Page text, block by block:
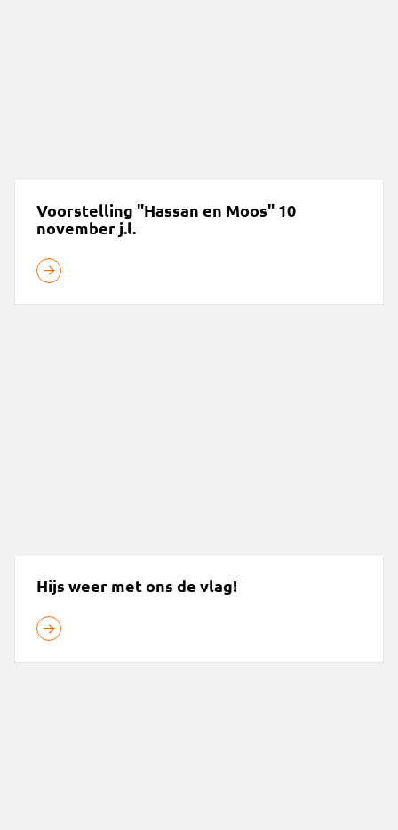
Voorstelling "Hassan en Moos" 10
november j.l.
Hijs weer met ons de vlag!